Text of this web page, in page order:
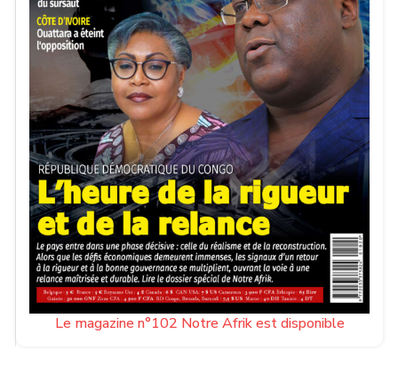
Le magazine n°102 Notre Afrik est disponible